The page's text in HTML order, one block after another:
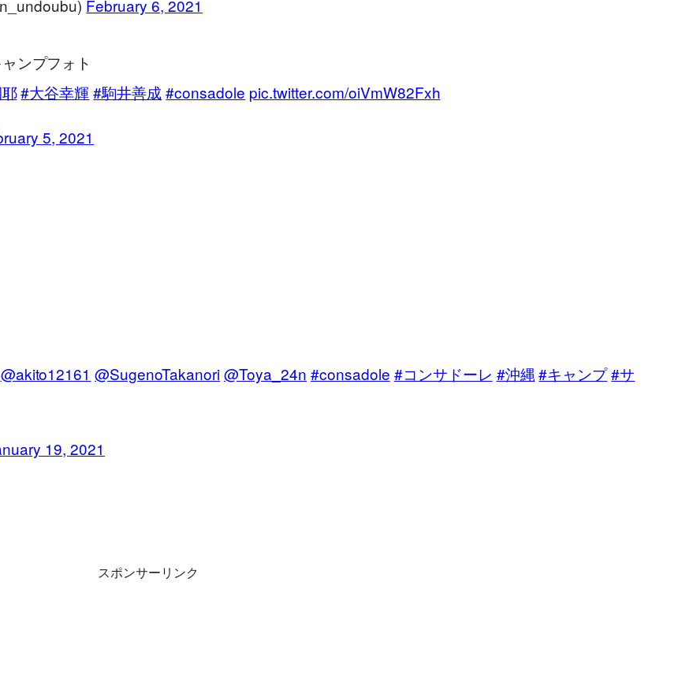
February 6, 2021
ンプフォト
#大谷幸輝#駒井善成#consadole pic.twitter.com/oiVmW82Fxh
5, 2021
@akito12161 @SugenoTakanori@Toya_24n #consadole #コンサドーレ #沖縄 #キャンプ#サ
19, 2021
スポンサーリンク